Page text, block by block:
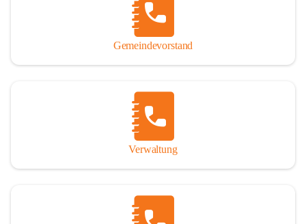
Gemeindevorstand
Verwaltung